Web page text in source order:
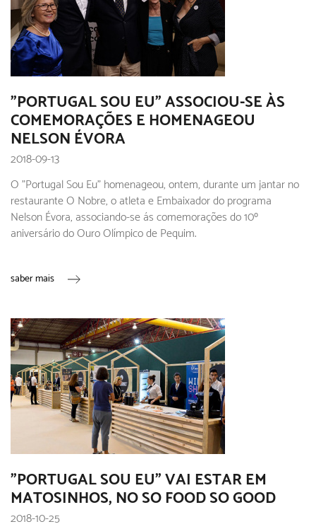
"PORTUGAL SOU EU" ASSOCIOU-SE ÀS
COMEMORAÇÕES E HOMENAGEOU
NELSON ÉVORA
2018-09-13
O "Portugal Sou Eu" homenageou, ontem, durante um jantar no
restaurante O Nobre, o atleta e Embaixador do programa
Nelson Évora, associando-se ás comemorações do 10º
aniversário do Ouro Olímpico de Pequim.
saber mais
"PORTUGAL SOU EU" VAI ESTAR EM
MATOSINHOS, NO SO FOOD SO GOOD
2018-10-25